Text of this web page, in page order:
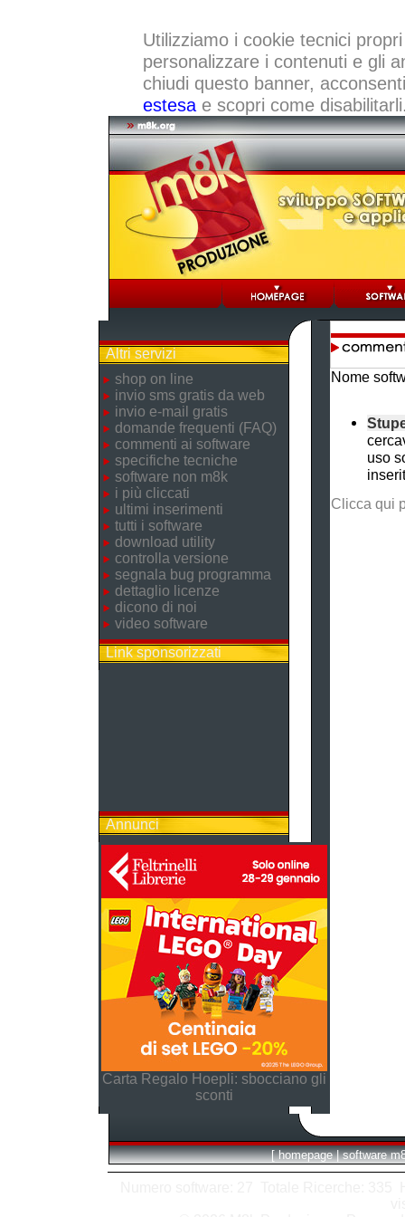
Utilizziamo i cookie tecnici
personalizzare i contenuti e gli
chiudi questo banner,
estesae scopri come
Altri servizi
shop on line
invio sms gratis da web
invio e-mail gratis
domande frequenti (FAQ)
commenti ai software
specifiche tecniche
software non m8k
i più cliccati
ultimi inserimenti
tutti i software
download utility
controlla versione
segnala bug programma
dettaglio licenze
dicono di noi
video software
Link sponsorizzati
Annunci
Carta Regalo Hoepli: sbocciano gli
sconti
Nome
uso
Clicca qui
[ homepage | software